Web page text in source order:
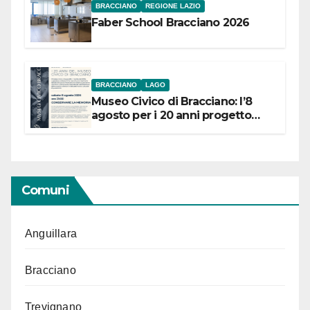
BRACCIANO REGIONE LAZIO
Faber School Bracciano 2026
BRACCIANO LAGO
Museo Civico di Bracciano: l’8
agosto per i 20 anni progetto
Comuni
Anguillara
Bracciano
Trevignano